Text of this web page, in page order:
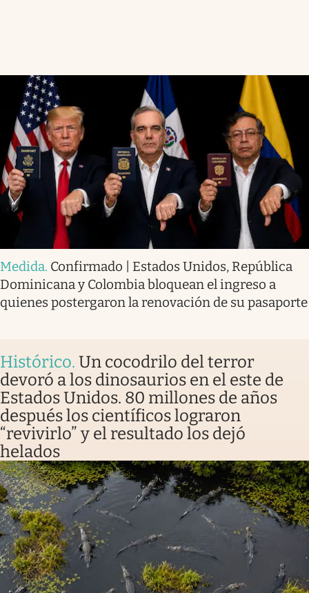
Medida. Confirmado | Estados Unidos, República
Dominicana y Colombia bloquean el ingreso a
quienes postergaron la renovación de su pasaporte
Histórico. Un cocodrilo del terror
devoró a los dinosaurios en el este de
Estados Unidos. 80 millones de años
después los científicos lograron
“revivirlo” y el resultado los dejó
helados